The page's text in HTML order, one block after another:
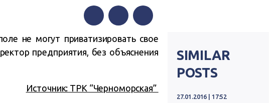
FacebookTwitter Telegram
не могут приватизировать свое
предприятия, без объяснения
Источник: ТРК “Черноморская”
SIMILAR
POSTS
27.01.2016 | 17:52